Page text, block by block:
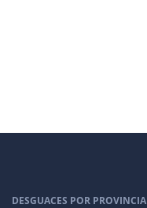
DESGUACES POR PROVINCIA